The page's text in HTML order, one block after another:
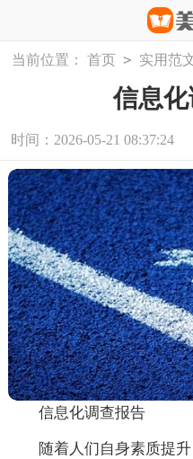
当前位置： 首页 > 实用范
信息
时间：2026-05-21 08:37:24
信息化调查报告
随着人们自身素质提